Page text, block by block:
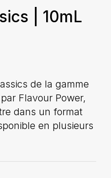
| 10mL
de la gamme
Flavour Power,
dans un format
en plusieurs